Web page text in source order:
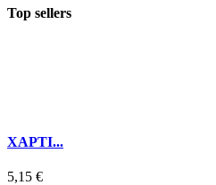
Top sellers
ΧΑΡΤΙ...
5,15 €